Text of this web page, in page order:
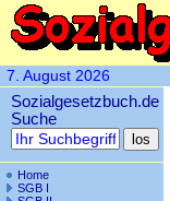
7. August 2026
Sozialgesetzbuch.de
Suche
Home
SGB I